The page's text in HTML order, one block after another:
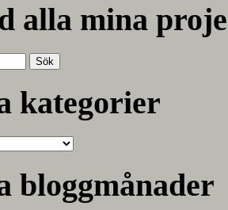
alla mina
kategorier
bloggmånader